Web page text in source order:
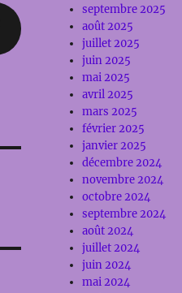
septembre 2025
août 2025
juillet 2025
juin 2025
mai 2025
avril 2025
mars 2025
février 2025
janvier 2025
décembre 2024
novembre 2024
octobre 2024
septembre 2024
août 2024
juillet 2024
juin 2024
mai 2024